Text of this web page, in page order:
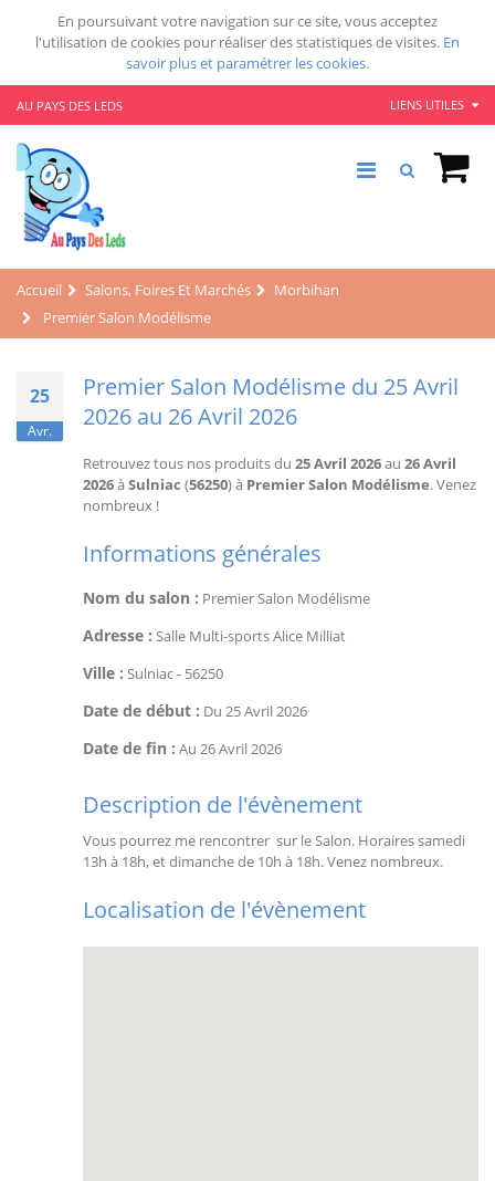
En poursuivant votre navigation sur ce site, vous acceptez
l'utilisation de cookies pour réaliser des statistiques de visites. En
savoir plus et paramétrer les cookies.
AU PAYS DES LEDS LIENS UTILES
Accueil Salons, Foires Et Marchés
Morbihan
Premier Salon Modélisme
25
Avr.
Premier Salon Modélisme du 25 Avril
2026 au 26 Avril 2026
Retrouvez tous nos produits du 25 Avril 2026au 26 Avril
2026àSulniac (56250) à Premier Salon Modélisme. Venez
nombreux !
Informations générales
Nom du salon : Premier Salon Modélisme
Adresse : Salle Multi-sports Alice Milliat
Ville : Sulniac- 56250
Date de début : Du 25 Avril 2026
Date de fin : Au 26 Avril 2026
Description de l'évènement
Vous pourrez me rencontrer sur le Salon. Horaires samedi
13h à 18h, et dimanche de 10h à 18h. Venez nombreux.
Localisation de l'évènement